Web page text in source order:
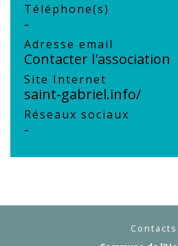
Téléphone(s)
-
Adresse email
Contacter l'association
Site Internet
saint-gabriel.info/
Réseaux sociaux
-
Contacts